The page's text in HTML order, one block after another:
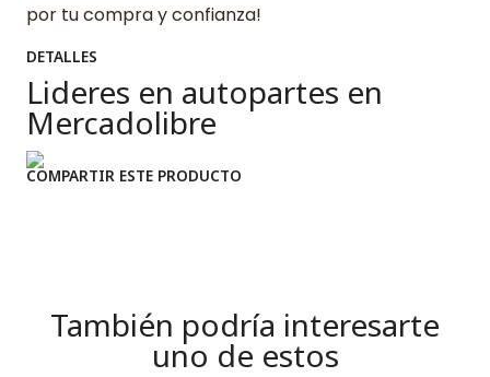
por tu compra y confianza!
DETALLES
Lideres en autopartes en
Mercadolibre
COMPARTIR ESTE PRODUCTO
También podría interesarte
uno de estos